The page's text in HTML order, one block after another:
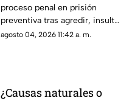
por no despertarlo para
ir a trabajar
proceso penal en prisión
preventiva tras agredir, insultar
y amenazar de muerte a su
agosto 04, 2026 11:42 a. m.
¿Causas naturales o